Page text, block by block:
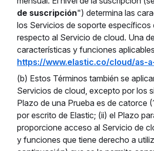
de suscripción") determina las
los Servicios de soporte específicos
respecto al Servicio de cloud. Una
características y funciones
https://www.elastic.co/cloud/as-
(b) Estos Términos también se
Servicios de cloud, excepto por los
Plazo de una Prueba es de catorce
por escrito de Elastic; (ii) el Plazo
proporcione acceso al Servicio de
y funciones que tiene derecho a